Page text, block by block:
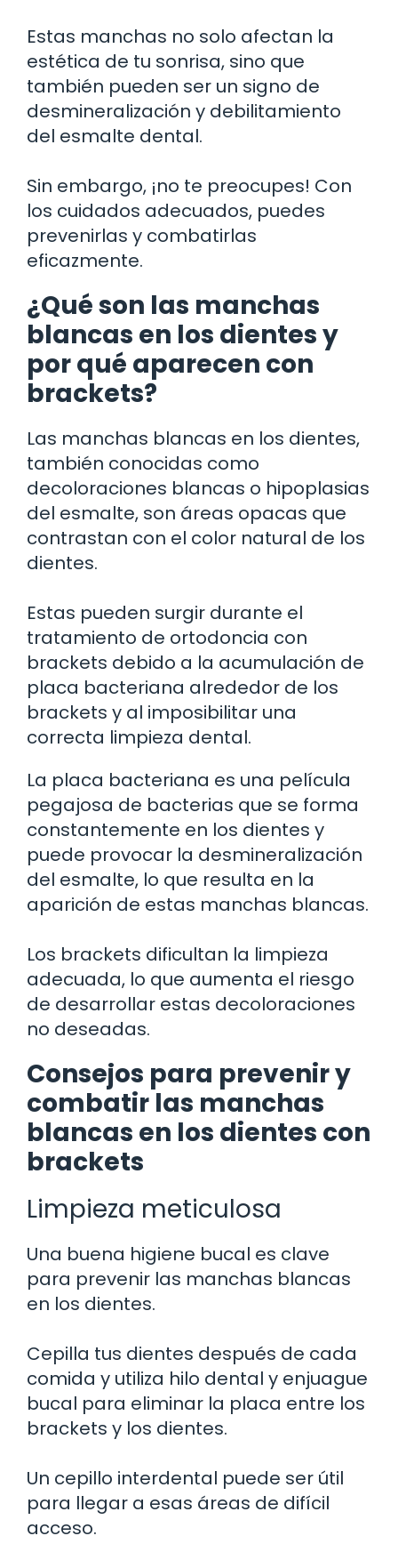
Estas manchas no solo afectan la
estética de tu sonrisa, sino que
también pueden ser un signo de
desmineralización y debilitamiento
del esmalte dental.
Sin embargo, ¡no te preocupes! Con
los cuidados adecuados, puedes
prevenirlas y combatirlas
eficazmente.
¿Qué son las manchas
blancas en los dientes y
por qué aparecen con
brackets?
Las manchas blancas en los dientes,
también conocidas como
decoloraciones blancas o hipoplasias
del esmalte, son áreas opacas que
contrastan con el color natural de los
dientes.
Estas pueden surgir durante el
tratamiento de ortodoncia con
brackets debido a la acumulación de
placa bacteriana alrededor de los
brackets y al imposibilitar una
correcta limpieza dental.
La placa bacteriana es una película
pegajosa de bacterias que se forma
constantemente en los dientes y
puede provocar la desmineralización
del esmalte, lo que resulta en la
aparición de estas manchas blancas.
Los brackets dificultan la limpieza
adecuada, lo que aumenta el riesgo
de desarrollar estas decoloraciones
no deseadas.
Consejos para prevenir y
combatir las manchas
blancas en los dientes con
brackets
Limpieza meticulosa
Una buena higiene bucal es clave
para prevenir las manchas blancas
en los dientes.
Cepilla tus dientes después de cada
comida y utiliza hilo dental y enjuague
bucal para eliminar la placa entre los
brackets y los dientes.
Un cepillo interdental puede ser útil
para llegar a esas áreas de difícil
acceso.